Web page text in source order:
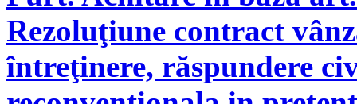
Rezoluţiune contract
întreţinere, răspundere